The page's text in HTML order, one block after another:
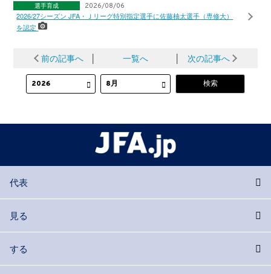
選手育成 2026/08/06
2026/27シーズン JFA・Ｊリーグ特別指定選手に佐藤柚太選手（専修大）
を認定
前の記事へ │ 一覧へ │ 次の記事へ
代表
見る
する